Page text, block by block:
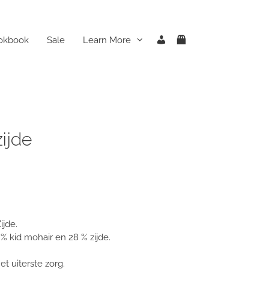
Sale Learn More Mijn
kid mohair en 28 % zijde.
uiterste zorg.